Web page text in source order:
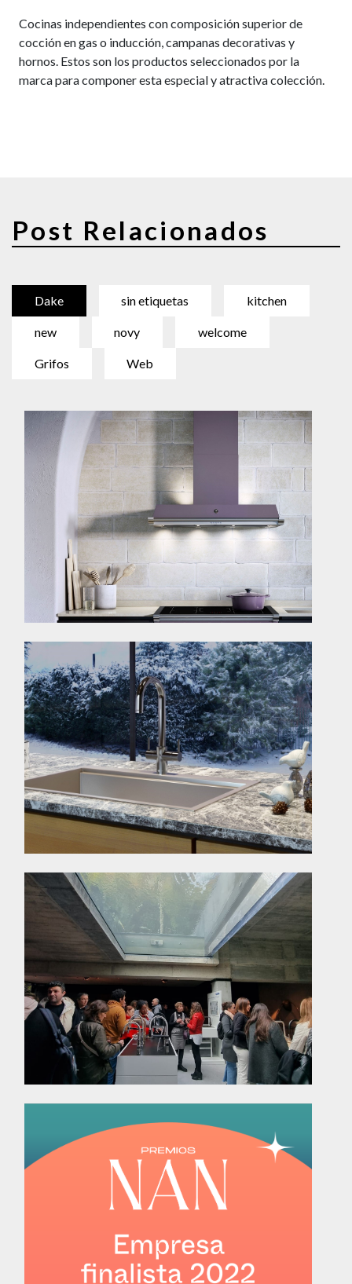
Cocinas independientes con composición superior de
cocción en gas o inducción, campanas decorativas y
hornos. Estos son los productos seleccionados por la
marca para componer esta especial y atractiva colección.
Post Relacionados
Dake sin etiquetas kitchen
new novy welcome
Grifos Web